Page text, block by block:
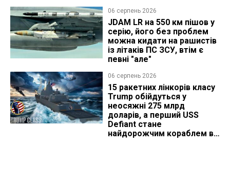
06 серпень 2026
JDAM LR на 550 км пішов у
серію, його без проблем
можна кидати на рашистів
із літаків ПС ЗСУ, втім є
певні "але"
06 серпень 2026
15 ракетних лінкорів класу
Trump обійдуться у
неосяжні 275 млрд
доларів, а перший USS
Defiant стане
найдорожчим кораблем в